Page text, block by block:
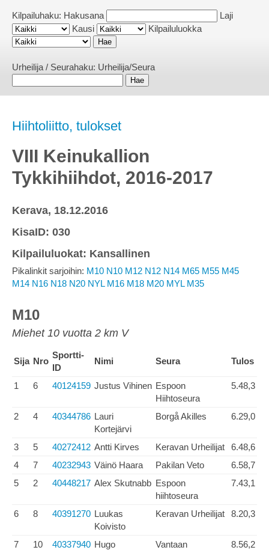
Kilpailuhaku: Hakusana
Laji
Kausi
Kilpailuluokka
Urheilija / Seurahaku: Urheilija/Seura
Hiihtoliitto, tulokset
VIII Keinukallion
Tykkihiihdot, 2016-2017
Kerava, 18.12.2016
KisaID: 030
Kilpailuluokat: Kansallinen
Pikalinkit sarjoihin: M10 N10 M12 N12 N14 M65 M55 M45
M14 N16 N18 N20 NYL M16 M18 M20 MYL M35
M10
Miehet 10 vuotta 2 km V
Sija Nro
Sportti-
ID
Nimi Seura Tulos
1 6 40124159 Justus Vihinen Espoon
Hiihtoseura
5.48,3
2 4 40344786 Lauri
Kortejärvi
Borgå Akilles 6.29,0
3 5 40272412 Antti Kirves Keravan Urheilijat
6.48,6
4
7 40232943 Väinö Haara Pakilan Veto
6.58,7
5
2 40448217 Alex Skutnabb Espoon
hiihtoseura
7.43,1
6 8 40391270 Luukas
Koivisto
Keravan Urheilijat 8.20,3
7 10 40337940 Hugo
Vantaan
8.56,2